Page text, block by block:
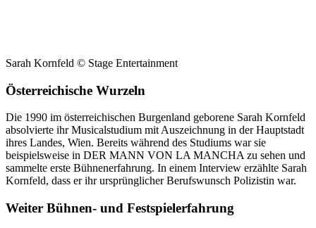
Sarah Kornfeld © Stage Entertainment
Österreichische Wurzeln
Die 1990 im österreichischen Burgenland geborene Sarah Kornfeld
absolvierte ihr Musicalstudium mit Auszeichnung in der Hauptstadt
ihres Landes, Wien. Bereits während des Studiums war sie
beispielsweise in DER MANN VON LA MANCHA zu sehen und
sammelte erste Bühnenerfahrung. In einem Interview erzählte Sarah
Kornfeld, dass er ihr ursprünglicher Berufswunsch Polizistin war.
Weiter Bühnen- und Festspielerfahrung